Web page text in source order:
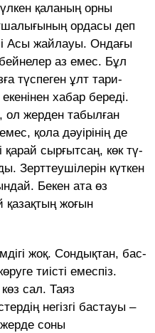
қаланың ор­ны
ордасы деп
Асы жайлауы. Ондағы
аз емес. Бұл
түспеген ұлт та­­­ри­­
хабар береді.
жер­­­ден табылған
қола дәуі­рі­нің де
қарай сырғытсаң, көк тү­
Зерттеушілерін күткен
Бекен ата өз
жоғын
жоқ. Сондықтан, бас­
тиісті емеспіз.
сал. Таяз
негізгі бастауы –
соны